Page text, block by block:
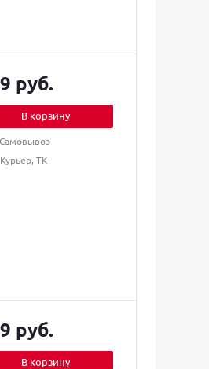
руб.
В корзину
Самовывоз
Курьер, ТК
руб.
В корзину